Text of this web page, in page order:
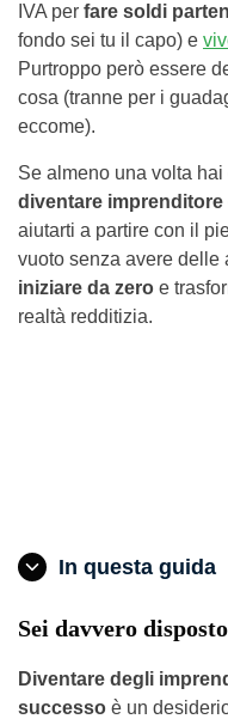
IVA per fare soldi
fondo sei tu il capo) e
Purtroppo però essere
cosa (tranne per i
eccome).
Se almeno una volta
diventare imprenditore
aiutarti a partire con il
vuoto senza avere delle
iniziare da zero e
realtà redditizia.
In questa guida
Sei davvero
Diventare degli
successo è un